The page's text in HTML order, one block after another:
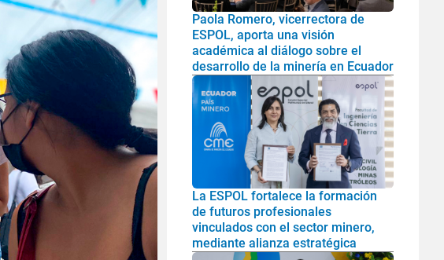
Paola Romero, vicerrectora de
ESPOL, aporta una visión
académica al diálogo sobre el
desarrollo de la minería en Ecuador
La ESPOL fortalece la formación
de futuros profesionales
vinculados con el sector minero,
mediante alianza estratégica